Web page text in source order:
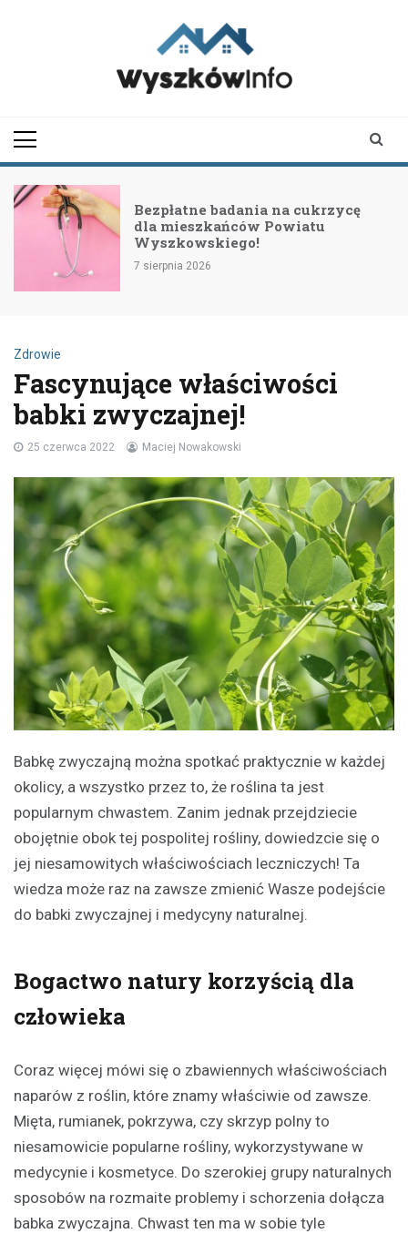
Bezpłatne badania na cukrzycę
dla mieszkańców Powiatu
Wyszkowskiego!
7 sierpnia 2026
Zdrowie
Fascynujące właściwości
babki zwyczajnej!
25 czerwca 2022 Maciej Nowakowski
Babkę zwyczajną można spotkać praktycznie w każdej
okolicy, a wszystko przez to, że roślina ta jest
popularnym chwastem. Zanim jednak przejdziecie
obojętnie obok tej pospolitej rośliny, dowiedzcie się o
jej niesamowitych właściwościach leczniczych! Ta
wiedza może raz na zawsze zmienić Wasze podejście
do babki zwyczajnej i medycyny naturalnej.
Bogactwo natury korzyścią dla
człowieka
Coraz więcej mówi się o zbawiennych właściwościach
naparów z roślin, które znamy właściwie od zawsze.
Mięta, rumianek, pokrzywa, czy skrzyp polny to
niesamowicie popularne rośliny, wykorzystywane w
medycynie i kosmetyce. Do szerokiej grupy naturalnych
sposobów na rozmaite problemy i schorzenia dołącza
babka zwyczajna. Chwast ten ma w sobie tyle